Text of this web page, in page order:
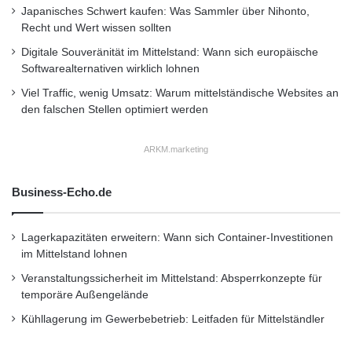
darauf zugreifen kann.
Zusätzliche Funktionen
– Online Check-in: istheute bei jeder grossen
– Flugpläne: mit dieser neuen iPhone App ist
die Ermittlung von
Flugoptionen so einfach wie noch nie. Wenn
Japanisches Schwert kaufen: Was Sammler über Nihonto,
Recht und Wert wissen sollten
Digitale Souveränität im Mittelstand: Wann sich europäische
Softwarealternativen wirklich lohnen
Viel Traffic, wenig Umsatz: Warum mittelständische Websites an
den falschen Stellen optimiert werden
ARKM.marketing
Business-Echo.de
Lagerkapazitäten erweitern: Wann sich Container-Investitionen
im Mittelstand lohnen
Veranstaltungssicherheit im Mittelstand: Absperrkonzepte für
temporäre Außengelände
Kühllagerung im Gewerbebetrieb: Leitfaden für Mittelständler